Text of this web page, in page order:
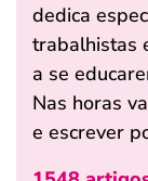
dedica
trabalhistas
a se
Nas horas
e escrever